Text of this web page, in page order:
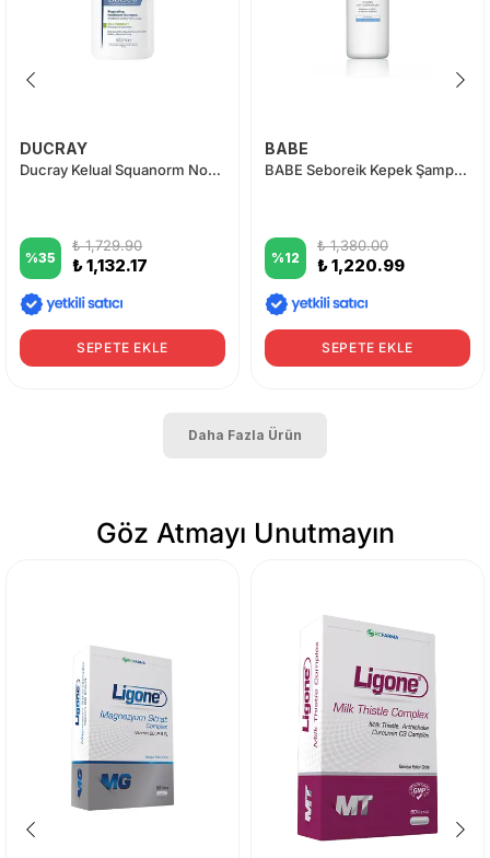
DUCRAY
Ducray Kelual Squanorm Normal ve Yağlı Saçlar İçin Kepek Karşıtı Şampuan 400 ml
%35
₺ 1,729.90
₺ 1,132.17
SEPETE EKLE
BABE
BABE Seboreik Kepek Şampuanı pH 5.0 - 250ml
%12
₺ 1,380.00
₺ 1,220.99
SEPETE EKLE
Daha Fazla Ürün
Göz Atmayı Unutmayın